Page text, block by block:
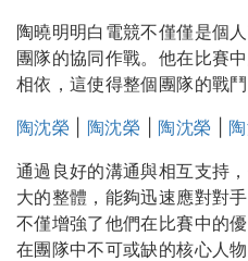
陶曉明明白電競不僅僅是個
團隊的協同作戰。他在比賽
相依，這使得整個團隊的戰鬥
陶沈榮
陶沈榮 陶沈榮
通過良好的溝通與相互支持
大的整體，能夠迅速應對對
不僅增強了他們在比賽中的
在團隊中不可或缺的核心人物